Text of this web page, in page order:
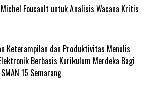
Foucault untuk Analisis Wacana Kritis
Keterampilan dan Produktivitas Menulis
Berbasis Kurikulum Merdeka Bagi
15 Semarang